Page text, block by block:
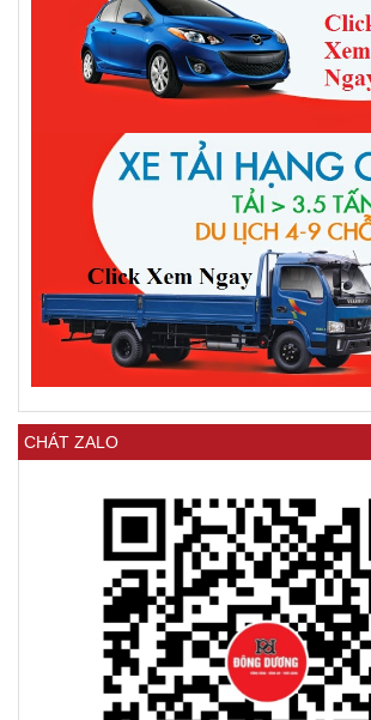
CHÁT ZALO